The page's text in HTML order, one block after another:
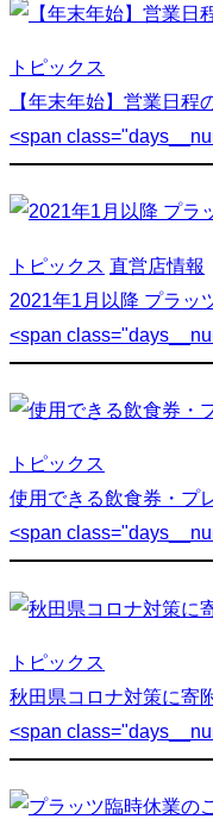
トピックス
【年末年始】営業日程
<span
トピックス 直営店情報
2021年1月以降 プラッ
<span
トピックス
使用できる飲食券・プ
<span
トピックス
秋田県コロナ対策に寄
<span